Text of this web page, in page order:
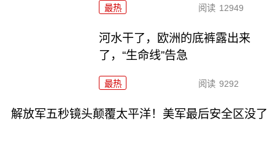
最热 阅读 12949
河水干了，欧洲的底裤露出来
了，“生命线”告急
最热 阅读 9292
解放军五秒镜头颠覆太平洋！美军最后安全区没了